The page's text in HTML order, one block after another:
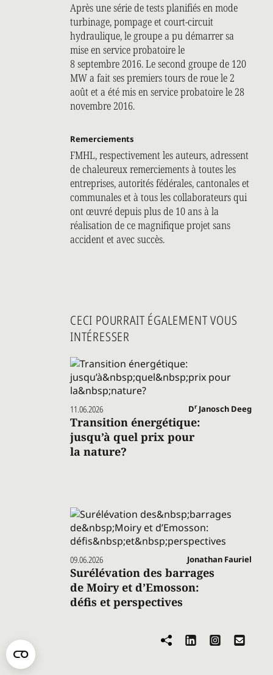
Après une série de tests planifiés en mode
turbinage, pompage et court-circuit
hydraulique, le groupe a pu démarrer sa
mise en service probatoire le
8 septembre 2016. Le second groupe de 120
MW a fait ses premiers tours de roue le 2
août et a été mis en service probatoire le 28
novembre 2016.
Remerciements
FMHL, respectivement les auteurs, adressent
de chaleureux remerciements à toutes les
entreprises, autorités fédérales, cantonales et
communales et à tous les collaborateurs qui
ont œuvré depuis plus de 10 ans à la
réalisation de ce magnifique projet sans
accident et avec succès.
CECI POURRAIT ÉGALEMENT VOUS
INTÉRESSER
11.06.2026 DrJanosch Deeg
Transition énergétique:
jusqu’à quel prix pour
la nature?
09.06.2026 Jonathan Fauriel
Surélévation des barrages
de Moiry et d’Emosson:
défis et perspectives